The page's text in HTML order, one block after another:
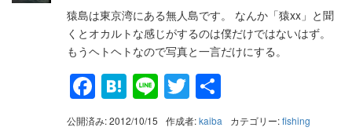
猿島は東京湾にある無人島です。 なんか「猿xx」と聞
くとオカルトな感じがするのは僕だけではないはず。
もうヘトヘトなので写真と一言だけにする。
Facebook
Hatena
LineTwitter
有
公開済み: 2012/10/15 作成者:kaiba カテゴリー:fishing